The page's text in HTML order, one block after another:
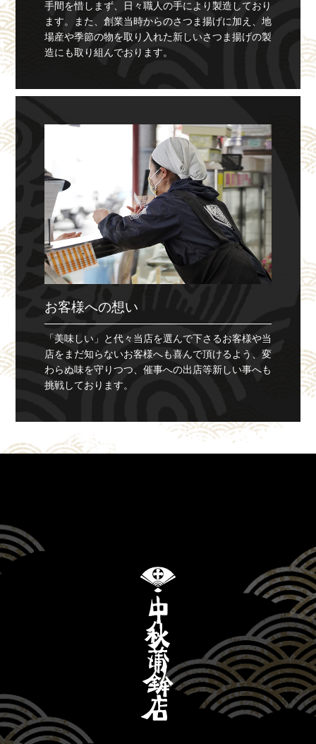
手間を惜しまず、日々職人の手により製造しており
ます。また、創業当時からのさつま揚げに加え、地
場産や季節の物を取り入れた新しいさつま揚げの製
造にも取り組んでおります。
お客様への想い
「美味しい」と代々当店を選んで下さるお客様や当
店をまだ知らないお客様へも喜んで頂けるよう、変
わらぬ味を守りつつ、催事への出店等新しい事へも
挑戦しております。